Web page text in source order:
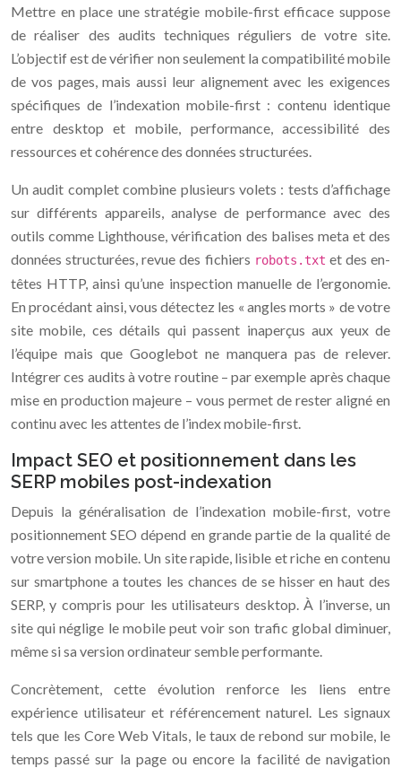
Mettre en place une stratégie mobile-first efficace suppose
de réaliser des audits techniques réguliers de votre site.
L’objectif est de vérifier non seulement la compatibilité mobile
de vos pages, mais aussi leur alignement avec les exigences
spécifiques de l’indexation mobile-first : contenu identique
entre desktop et mobile, performance, accessibilité des
ressources et cohérence des données structurées.
Un audit complet combine plusieurs volets : tests d’affichage
sur différents appareils, analyse de performance avec des
outils comme Lighthouse, vérification des balises meta et des
données structurées, revue des fichiers robots.txt et des en-
têtes HTTP, ainsi qu’une inspection manuelle de l’ergonomie.
En procédant ainsi, vous détectez les « angles morts » de votre
site mobile, ces détails qui passent inaperçus aux yeux de
l’équipe mais que Googlebot ne manquera pas de relever.
Intégrer ces audits à votre routine – par exemple après chaque
mise en production majeure – vous permet de rester aligné en
continu avec les attentes de l’index mobile-first.
Impact SEO et positionnement dans les
SERP mobiles post-indexation
Depuis la généralisation de l’indexation mobile-first, votre
positionnement SEO dépend en grande partie de la qualité de
votre version mobile. Un site rapide, lisible et riche en contenu
sur smartphone a toutes les chances de se hisser en haut des
SERP, y compris pour les utilisateurs desktop. À l’inverse, un
site qui néglige le mobile peut voir son trafic global diminuer,
même si sa version ordinateur semble performante.
Concrètement, cette évolution renforce les liens entre
expérience utilisateur et référencement naturel. Les signaux
tels que les Core Web Vitals, le taux de rebond sur mobile, le
temps passé sur la page ou encore la facilité de navigation